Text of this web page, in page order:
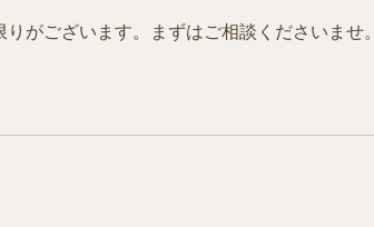
がございます。まずはご相談くださいませ。